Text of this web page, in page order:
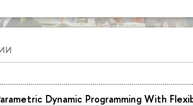
Dynamic Programming With